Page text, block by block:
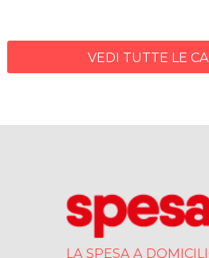
VEDI TUTTE LE
LA SPESA A